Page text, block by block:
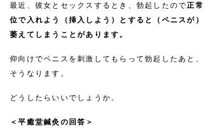
最近、彼女とセックスするとき、勃起したので正常
位で入れよう（挿入しよう）とすると（ペニスが）
萎えてしまうことがあります。
仰向けでペニスを刺激してもらって勃起したあと、
そうなります。
どうしたらいいでしょうか。
＜平癒堂鍼灸の回答＞